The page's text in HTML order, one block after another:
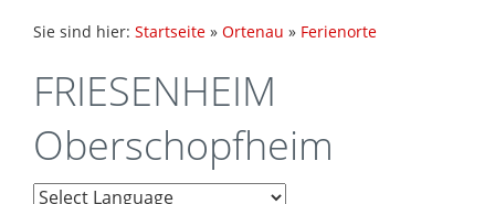
Sie sind hier: Startseite » Ortenau » Ferienorte
FRIESENHEIM
Oberschopfheim